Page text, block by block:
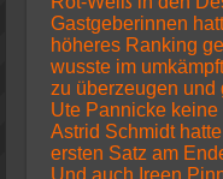
Gastgeberinnen
höheres Ranking
wusste im
zu überzeugen und
Ute Pannicke
Astrid Schmidt
ersten Satz am
Und auch Ireen